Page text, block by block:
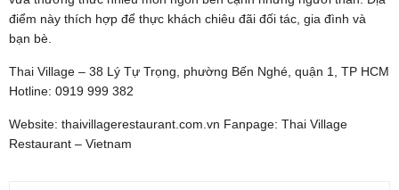
điểm này thích hợp để thực khách chiêu đãi đối tác, gia đình và
bạn bè.
Thai Village – 38 Lý Tự Trọng, phường Bến Nghé, quận 1, TP HCM
Hotline: 0919 999 382
Website: thaivillagerestaurant.com.vn Fanpage: Thai Village
Restaurant – Vietnam